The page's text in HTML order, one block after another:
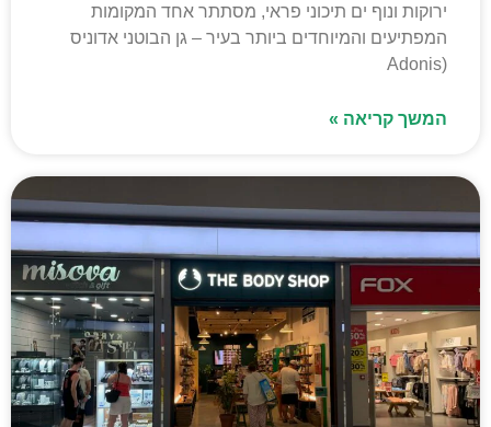
ירוקות ונוף ים תיכוני פראי, מסתתר אחד המקומות
המפתיעים והמיוחדים ביותר בעיר – גן הבוטני אדוניס
(Adonis
המשך קריאה »